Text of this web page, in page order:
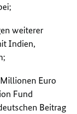
weiterer
Indien,
Euro
Fund
Beitrag